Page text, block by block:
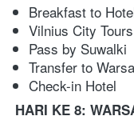
Breakfast to
Vilnius City Tours
Pass by Suwalki
Transfer to
Check-in Hotel
HARI KE 8: